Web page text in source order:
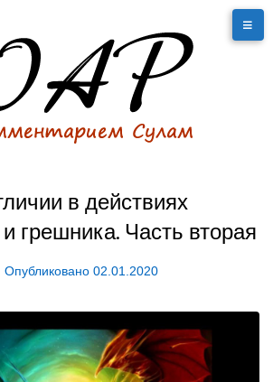
в действиях
грешника. Часть вторая
Опубликовано 02.01.2020